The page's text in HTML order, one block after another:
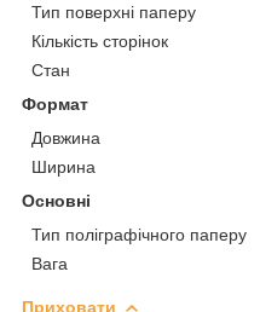
Тип поверхні паперу
Кількість сторінок
Стан
Формат
Довжина
Ширина
Основні
Тип поліграфічного паперу
Вага
Приховати